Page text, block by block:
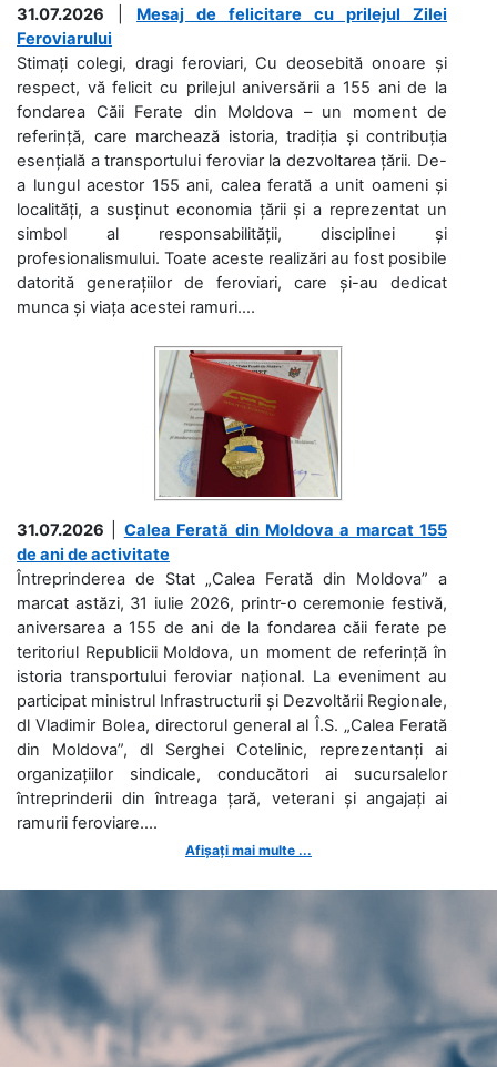
31.07.2026
Mesaj de felicitare cu prilejul Zilei
Feroviarului
Stimați colegi, dragi feroviari, Cu deosebită onoare și
respect, vă felicit cu prilejul aniversării a 155 ani de la
fondarea Căii Ferate din Moldova – un moment de
referință, care marchează istoria, tradiția și contribuția
esențială a transportului feroviar la dezvoltarea țării. De-
a lungul acestor 155 ani, calea ferată a unit oameni și
localități, a susținut economia țării și a reprezentat un
simbol al responsabilității, disciplinei și
profesionalismului. Toate aceste realizări au fost posibile
datorită generațiilor de feroviari, care și-au dedicat
munca și viața acestei ramuri....
31.07.2026
Calea Ferată din Moldova a marcat 155
de ani de activitate
Întreprinderea de Stat „Calea Ferată din Moldova” a
marcat astăzi, 31 iulie 2026, printr-o ceremonie festivă,
aniversarea a 155 de ani de la fondarea căii ferate pe
teritoriul Republicii Moldova, un moment de referință în
istoria transportului feroviar național. La eveniment au
participat ministrul Infrastructurii și Dezvoltării Regionale,
dl Vladimir Bolea, directorul general al Î.S. „Calea Ferată
din Moldova”, dl Serghei Cotelinic, reprezentanți ai
organizațiilor sindicale, conducători ai sucursalelor
întreprinderii din întreaga țară, veterani și angajați ai
ramurii feroviare....
Afișați mai multe ...